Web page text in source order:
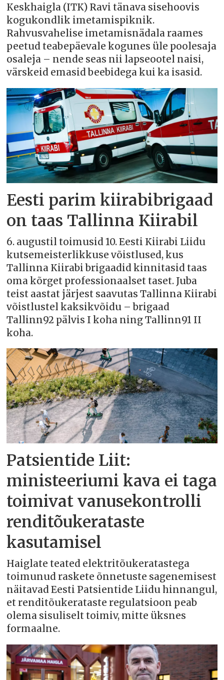
Keskhaigla (ITK) Ravi tänava sisehoovis
kogukondlik imetamispiknik.
Rahvusvahelise imetamisnädala raames
peetud teabepäevale kogunes üle poolesaja
osaleja – nende seas nii lapseootel naisi,
värskeid emasid beebidega kui ka isasid.
Eesti parim kiirabibrigaad
on taas Tallinna Kiirabil
6. augustil toimusid 10. Eesti Kiirabi Liidu
kutsemeisterlikkuse võistlused, kus
Tallinna Kiirabi brigaadid kinnitasid taas
oma kõrget professionaalset taset. Juba
teist aastat järjest saavutas Tallinna Kiirabi
võistlustel kaksikvõidu – brigaad
Tallinn92 pälvis I koha ning Tallinn91 II
koha.
Patsientide Liit:
ministeeriumi kava ei taga
toimivat vanusekontrolli
renditõukerataste
kasutamisel
Haiglate teated elektritõukeratastega
toimunud raskete õnnetuste sagenemisest
näitavad Eesti Patsientide Liidu hinnangul,
et renditõukerataste regulatsioon peab
olema sisuliselt toimiv, mitte üksnes
formaalne.